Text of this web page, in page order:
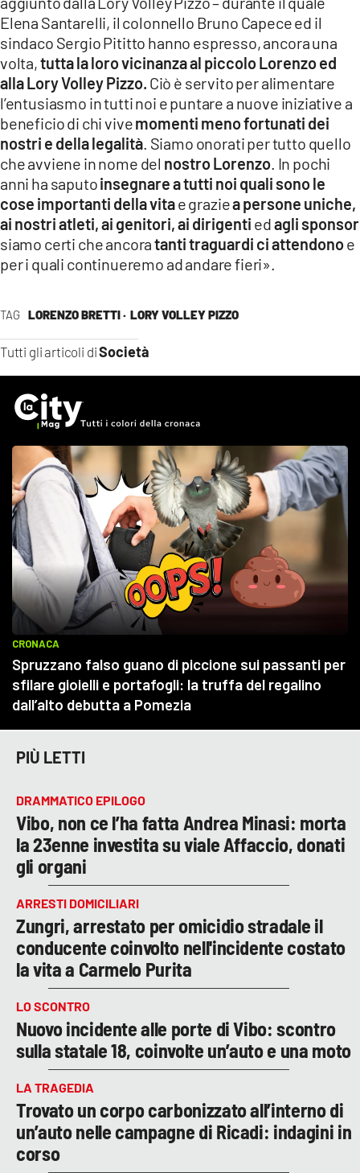
TAG LORENZO BRETTI · LORY VOLLEY PIZZO
Tutti gli articoli diSocietà
Elena Santarelli, il colonnello Bruno Capece ed il
sindaco Sergio Pititto hanno espresso, ancora una
volta,tutta la loro vicinanza al piccolo Lorenzo ed
alla Lory Volley Pizzo. Ciò è servito per alimentare
l’entusiasmo in tutti noi e puntare a nuove iniziative a
beneficio di chi vivemomenti meno fortunati dei
nostri e della legalità. Siamo onorati per tutto quello
che avviene in nome del nostro Lorenzo. In pochi
anni ha saputoinsegnare a tutti noi quali sono le
cose importanti della vitae graziea persone uniche,
ai nostri atleti, ai genitori, ai dirigenti edagli sponsor
siamo certi che ancoratanti traguardi ci attendonoe
per i quali continueremo ad andare fieri».
PIÙ LETTI
DRAMMATICO EPILOGO
Vibo, non ce l’ha fatta Andrea Minasi: morta
la 23enne investita su viale Affaccio, donati
gli organi
ARRESTI DOMICILIARI
Zungri, arrestato per omicidio stradale il
conducente coinvolto nell'incidente costato
la vita a Carmelo Purita
LO SCONTRO
Nuovo incidente alle porte di Vibo: scontro
sulla statale 18, coinvolte un’auto e una moto
LA TRAGEDIA
Trovato un corpo carbonizzato all’interno di
un’auto nelle campagne di Ricadi: indagini in
corso